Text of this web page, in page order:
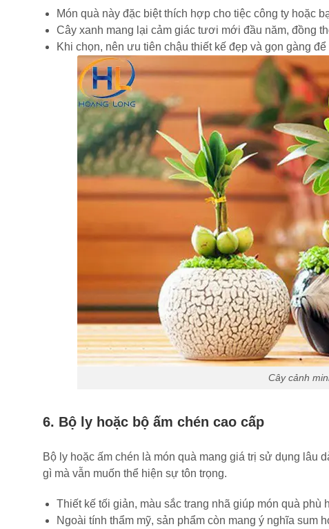
Món quà này đặc biệt thích hợp cho tiệc công ty hoặc
Cây xanh mang lại cảm giác tươi mới đầu năm, đồng
Khi chọn, nên ưu tiên chậu thiết kế đẹp và gọn gàng
Cây cảnh
6. Bộ ly hoặc bộ ấm chén cao cấp
Bộ ly hoặc ấm chén là món quà mang giá trị sử dụng lâu
gì mà vẫn muốn thể hiện sự tôn trọng.
Thiết kế tối giản, màu sắc trang nhã giúp món quà phù
Ngoài tính thẩm mỹ, sản phẩm còn mang ý nghĩa sum